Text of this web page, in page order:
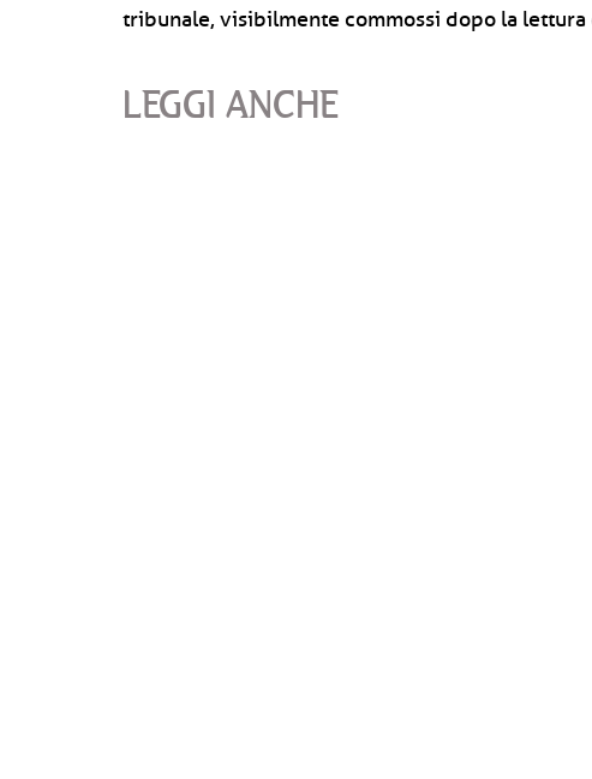
tribunale, visibilmente commossi dopo la lettura
LEGGI ANCHE